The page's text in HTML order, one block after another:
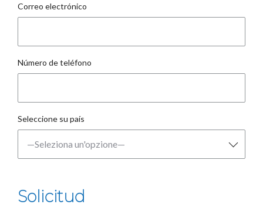
Correo electrónico
Número de teléfono
Seleccione su país
Solicitud